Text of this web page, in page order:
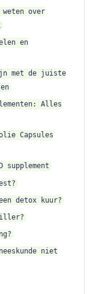
over
en
met de juiste
Alles
Capsules
supplement
detox kuur?
niet